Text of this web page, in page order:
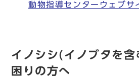
動物指導センターウェブサ
イノシシ(イノブタを
困りの方へ